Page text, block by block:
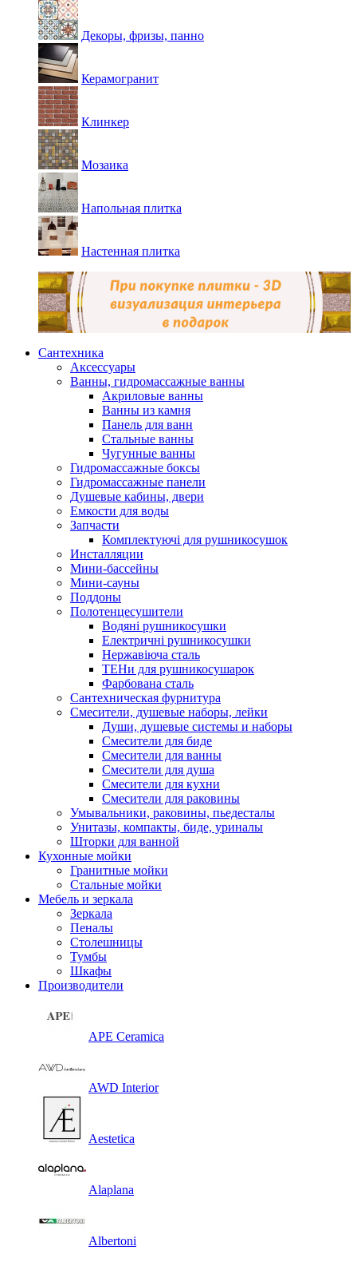
Декоры, фризы, панно
Керамогранит
Клинкер
Мозаика
Напольная плитка
Настенная плитка
Сантехника
Аксессуары
Ванны, гидромассажные ванны
Акриловые ванны
Ванны из камня
Панель для ванн
Стальные ванны
Чугунные ванны
Гидромассажные боксы
Гидромассажные панели
Душевые кабины, двери
Емкости для воды
Запчасти
Комплектуючі для рушникосушок
Инсталляции
Мини-бассейны
Мини-сауны
Поддоны
Полотенцесушители
Водяні рушникосушки
Електричні рушникосушки
Нержавіюча сталь
ТЕНи для рушникосушарок
Фарбована сталь
Сантехническая фурнитура
Смесители, душевые наборы, лейки
Души, душевые системы и наборы
Смесители для биде
Смесители для ванны
Смесители для душа
Смесители для кухни
Смесители для раковины
Умывальники, раковины, пьедесталы
Унитазы, компакты, биде, уриналы
Шторки для ванной
Кухонные мойки
Гранитные мойки
Стальные мойки
Мебель и зеркала
Зеркала
Пеналы
Столешницы
Тумбы
Шкафы
Производители
APE Ceramica
AWD Interior
Aestetica
Alaplana
Albertoni